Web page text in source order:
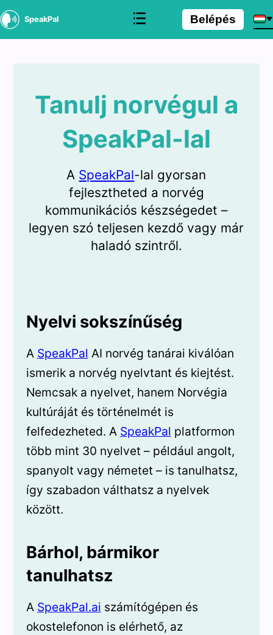
SpeakPal Belépés
Tanulj norvégul a
SpeakPal-lal
A SpeakPal-lal gyorsan
fejlesztheted a norvég
kommunikációs készségedet –
legyen szó teljesen kezdő vagy már
haladó szintről.
Nyelvi sokszínűség
A SpeakPal AI norvég tanárai kiválóan
ismerik a norvég nyelvtant és kiejtést.
Nemcsak a nyelvet, hanem Norvégia
kultúráját és történelmét is
felfedezheted. A SpeakPal platformon
több mint 30 nyelvet – például angolt,
spanyolt vagy németet – is tanulhatsz,
így szabadon válthatsz a nyelvek
között.
Bárhol, bármikor
tanulhatsz
A SpeakPal.ai számítógépen és
okostelefonon is elérhető, az